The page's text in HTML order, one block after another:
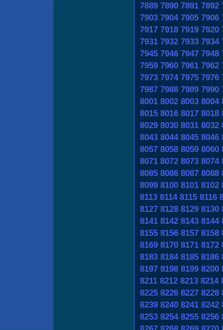
7889 7890 7891 7892
7903 7904 7905 7906
7917 7918 7919 7920
7931 7932 7933 7934
7945 7946 7947 7948
7959 7960 7961 7962
7973 7974 7975 7976
7987 7988 7989 7990
8001 8002 8003 8004
8015 8016 8017 8018
8029 8030 8031 8032
8043 8044 8045 8046
8057 8058 8059 8060
8071 8072 8073 8074
8085 8086 8087 8088
8099 8100 8101 8102
8113 8114 8115 8116
8127 8128 8129 8130
8141 8142 8143 8144
8155 8156 8157 8158
8169 8170 8171 8172
8183 8184 8185 8186
8197 8198 8199 8200
8211 8212 8213 8214
8225 8226 8227 8228
8239 8240 8241 8242
8253 8254 8255 8256